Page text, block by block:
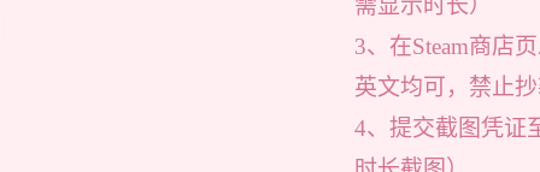
需显示时长）
3、在Steam商店
英文均可，禁止
4、提交截图凭证